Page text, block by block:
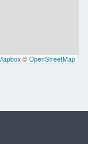
© OpenStreetMap